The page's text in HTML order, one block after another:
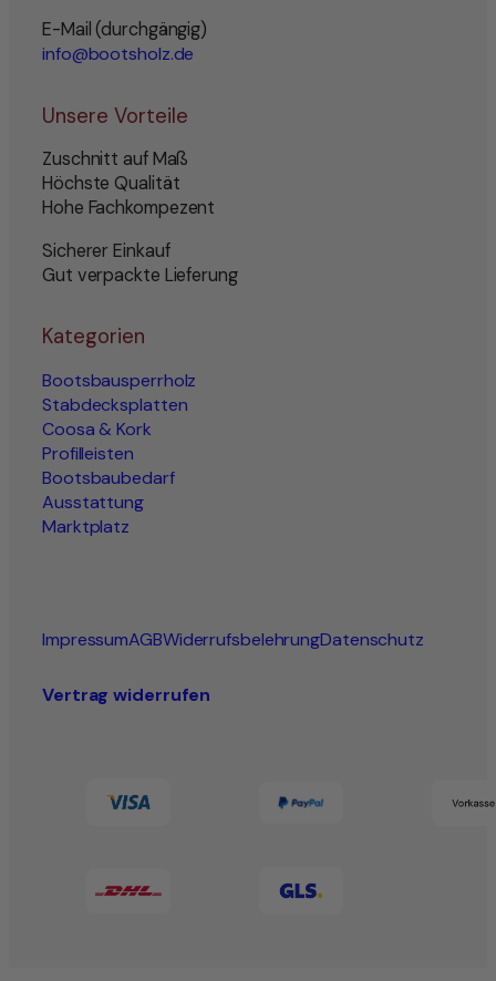
E-Mail (durchgängig)
info@bootsholz.de
Unsere Vorteile
Zuschnitt auf Maß
Höchste Qualität
Hohe Fachkompezent
Sicherer Einkauf
Gut verpackte Lieferung
Kategorien
Bootsbausperrholz
Stabdecksplatten
Coosa & Kork
Profilleisten
Bootsbaubedarf
Ausstattung
Marktplatz
ImpressumAGBWiderrufsbelehrungDatenschutz
Vertrag widerrufen